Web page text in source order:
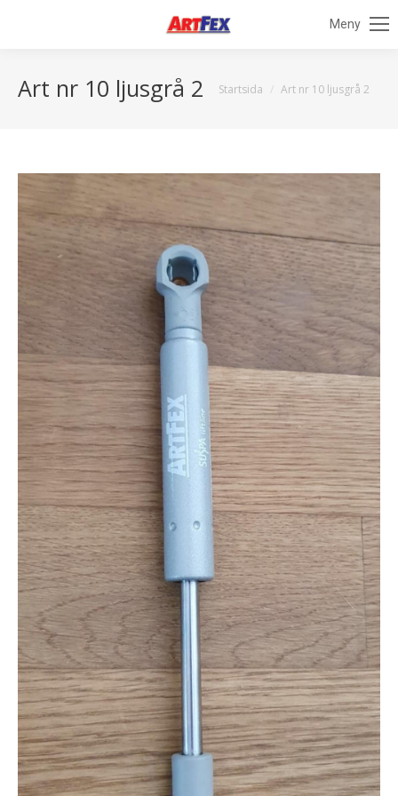
Meny
Art nr 10 ljusgrå 2 Du är här:
Startsida Art nr 10 ljusgrå 2